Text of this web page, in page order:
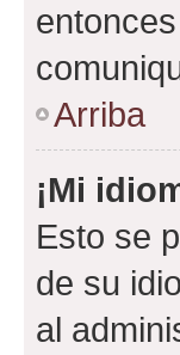
Arriba
¡Mi
Esto se
de su
al